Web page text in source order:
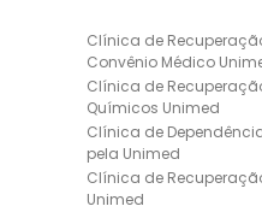
Clínica de
Convênio Médico
Clínica de
Químicos Unimed
Clínica de
pela Unimed
Clínica de
Unimed